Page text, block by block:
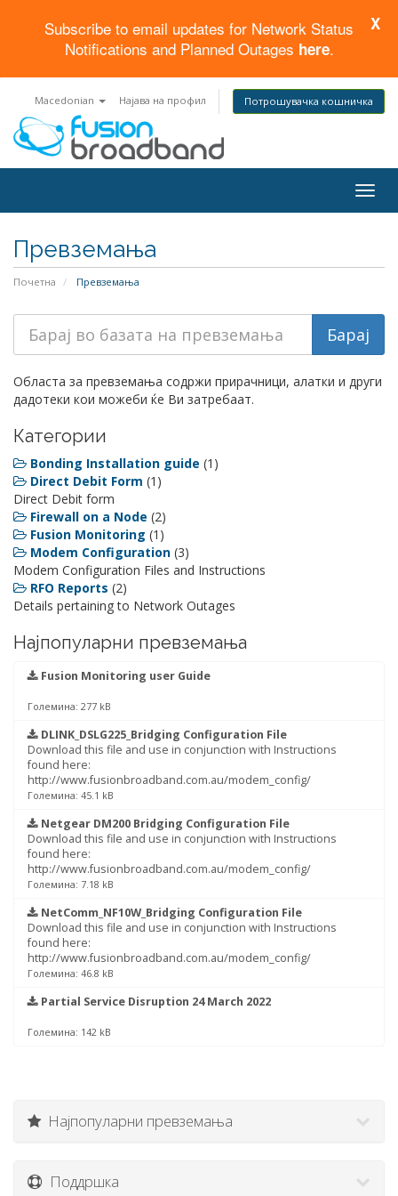
Subscribe to email updates for Network Status
Notifications and Planned Outages here.
X
Macedonian Најава на профил Потрошувачка кошничка
Превземања
Почетна Превземања
Областа за превземања содржи прирачници, алатки и други
дадотеки кои можеби ќе Ви затребаат.
Категории
Bonding Installation guide (1)
Direct Debit Form (1)
Direct Debit form
Firewall on a Node (2)
Fusion Monitoring (1)
Modem Configuration (3)
Modem Configuration Files and Instructions
RFO Reports (2)
Details pertaining to Network Outages
Најпопуларни превземања
Fusion Monitoring user Guide
Големина: 277 kB
DLINK_DSLG225_Bridging Configuration File
Download this file and use in conjunction with Instructions
found here:
http://www.fusionbroadband.com.au/modem_config/
Големина: 45.1 kB
Netgear DM200 Bridging Configuration File
Download this file and use in conjunction with Instructions
found here:
http://www.fusionbroadband.com.au/modem_config/
Големина: 7.18 kB
NetComm_NF10W_Bridging Configuration File
Download this file and use in conjunction with Instructions
found here:
http://www.fusionbroadband.com.au/modem_config/
Големина: 46.8 kB
Partial Service Disruption 24 March 2022
Големина: 142 kB
Најпопуларни превземања
Поддршка